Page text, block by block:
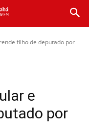
filho de deputado por
e
por